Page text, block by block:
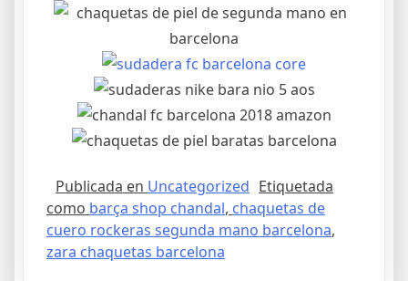
Publicada en Uncategorized Etiquetada
como barça shop chandal, chaquetas de
cuero rockeras segunda mano barcelona,
zara chaquetas barcelona